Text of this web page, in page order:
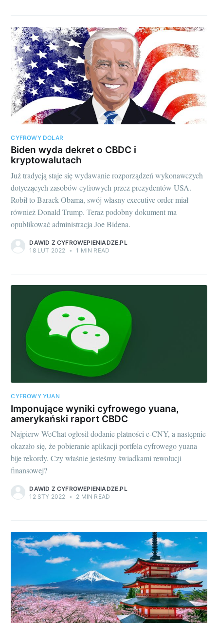
CYFROWY DOLAR
Biden wyda dekret o CBDC i
kryptowalutach
Już tradycją staje się wydawanie rozporządzeń wykonawczych
dotyczących zasobów cyfrowych przez prezydentów USA.
Robił to Barack Obama, swój własny executive order miał
również Donald Trump. Teraz podobny dokument ma
opublikować administracja Joe Bidena.
DAWID Z CYFROWEPIENIADZE.PL
18 LUT 2022
• 1 MIN READ
CYFROWY YUAN
Imponujące wyniki cyfrowego yuana,
amerykański raport CBDC
Najpierw WeChat ogłosił dodanie płatności e-CNY, a następnie
okazało się, że pobieranie aplikacji portfela cyfrowego yuana
bije rekordy. Czy właśnie jesteśmy świadkami rewolucji
finansowej?
DAWID Z CYFROWEPIENIADZE.PL
12 STY 2022 • 2 MIN READ